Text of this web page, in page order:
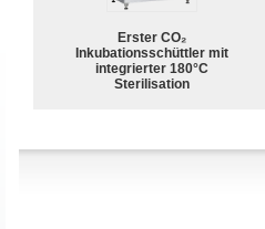
Erster CO₂
Inkubationsschüttler mit
integrierter 180°C
Sterilisation